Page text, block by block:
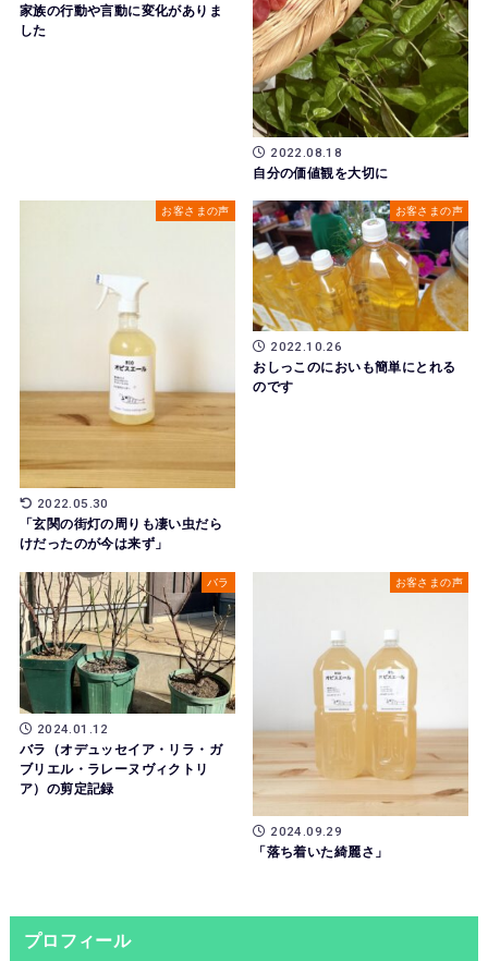
家族の行動や言動に変化がありま
した
2022.08.18
自分の価値観を大切に
お客さまの声
2022.05.30
「玄関の街灯の周りも凄い虫だら
けだったのが今は来ず」
お客さまの声
2022.10.26
おしっこのにおいも簡単にとれる
のです
バラ
2024.01.12
バラ（オデュッセイア・リラ・ガ
ブリエル・ラレーヌヴィクトリ
ア）の剪定記録
お客さまの声
2024.09.29
「落ち着いた綺麗さ」
プロフィール